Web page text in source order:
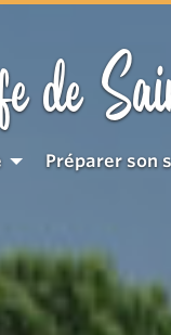
de
Préparer son